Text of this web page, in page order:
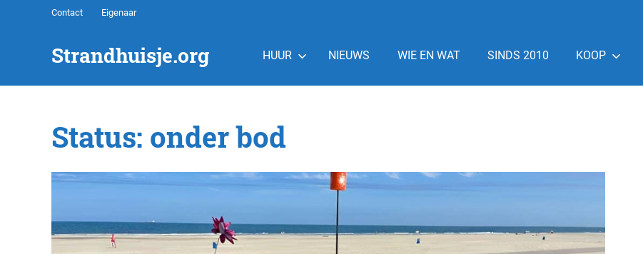
Contact Eigenaar
Strandhuisje.org
Nederland™
HUUR NIEUWS WIE EN WAT SINDS 2010 KOOP
Status: onder bod